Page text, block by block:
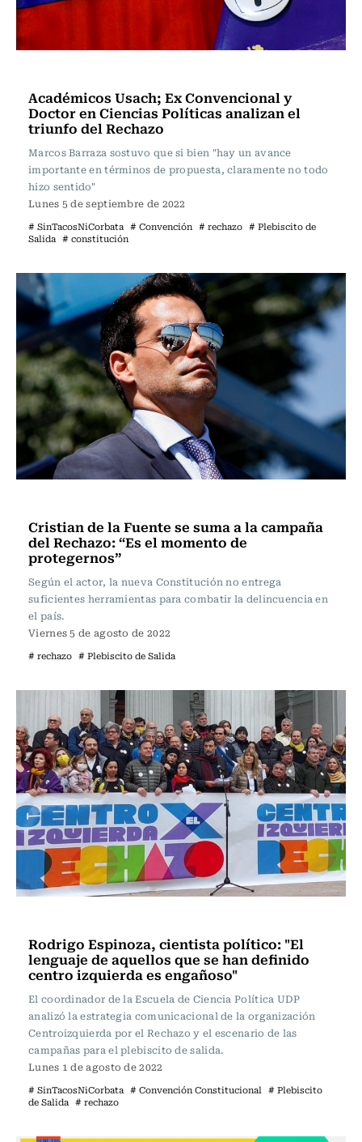
Académicos Usach; Ex Convencional y
Doctor en Ciencias Políticas analizan el
triunfo del Rechazo
Marcos Barraza sostuvo que si bien "hay un avance
importante en términos de propuesta, claramente no todo
hizo sentido"
Lunes 5 de septiembre de 2022
# SinTacosNiCorbata # Convención # rechazo # Plebiscito de
Salida # constitución
Cristian de la Fuente se suma a la campaña
del Rechazo: “Es el momento de
protegernos”
Según el actor, la nueva Constitución no entrega
suficientes herramientas para combatir la delincuencia en
el país.
Viernes 5 de agosto de 2022
# rechazo # Plebiscito de Salida
Rodrigo Espinoza, cientista político: "El
lenguaje de aquellos que se han definido
centro izquierda es engañoso"
El coordinador de la Escuela de Ciencia Política UDP
analizó la estrategia comunicacional de la organización
Centroizquierda por el Rechazo y el escenario de las
campañas para el plebiscito de salida.
Lunes 1 de agosto de 2022
# SinTacosNiCorbata # Convención Constitucional # Plebiscito
de Salida # rechazo